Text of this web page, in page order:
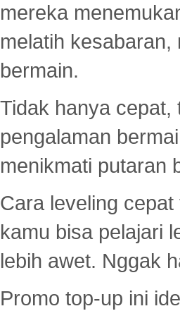
mereka
melatih
bermain.
Tidak hanya
pengalaman
menikmati putaran
Cara leveling
kamu bisa pelajari
lebih awet. Nggak
Promo top-up ini